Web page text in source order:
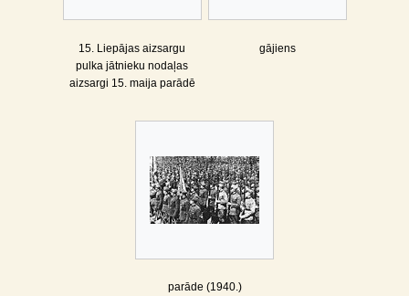
15. Liepājas aizsargu
pulka jātnieku nodaļas
aizsargi 15. maija parādē
gājiens
parāde (1940.)